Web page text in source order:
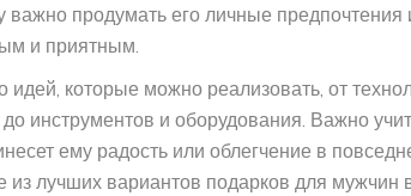
важно продумать его личные предпочтения
и приятным.
которые можно реализовать, от
инструментов и оборудования. Важно
ему радость или облегчение в
лучших вариантов подарков для мужчин